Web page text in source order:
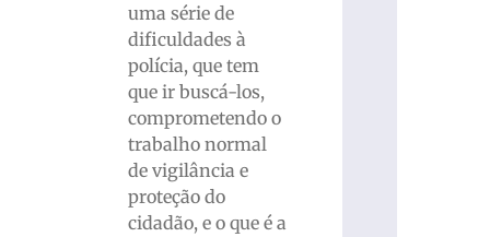
uma série de
dificuldades à
polícia, que tem
que ir buscá-los,
comprometendo o
trabalho normal
de vigilância e
proteção do
cidadão, e o que é a